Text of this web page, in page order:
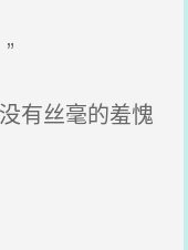
有丝毫的羞愧